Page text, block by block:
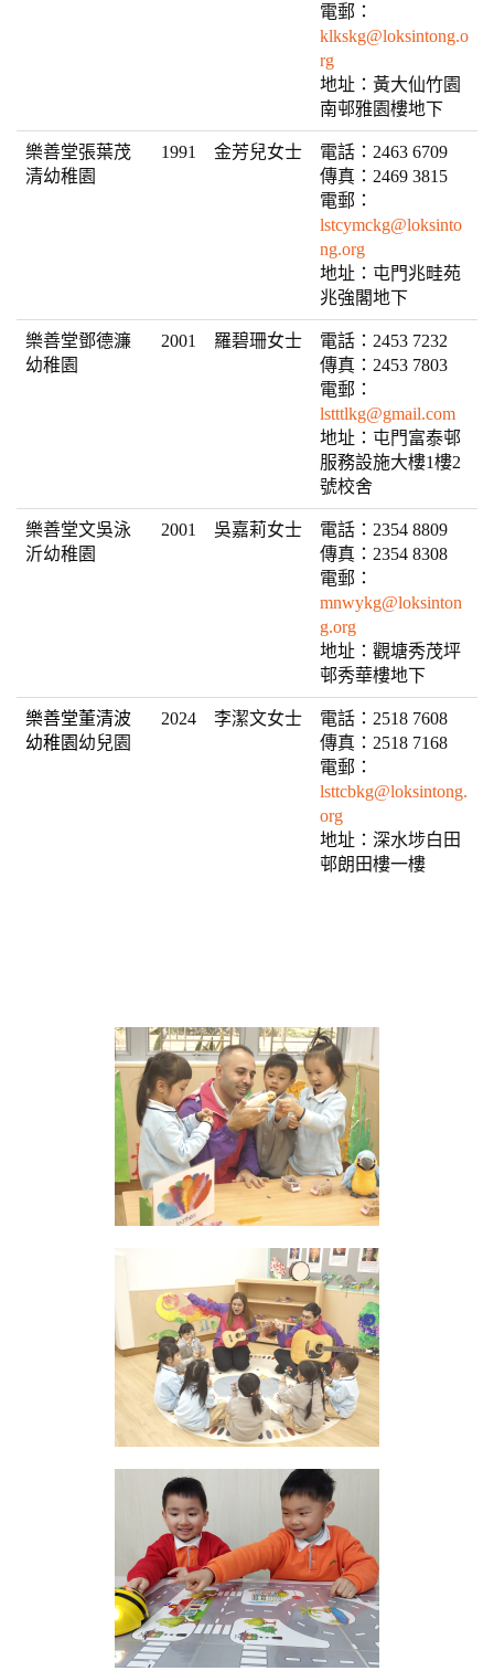
電郵：
klkskg@loksintong.o
rg
地址：黃大仙竹園
南邨雅園樓地下
樂善堂張葉茂
清幼稚園
1991 金芳兒女士
電話：2463 6709
傳真：2469 3815
電郵：
lstcymckg@loksinto
ng.org
地址：屯門兆畦苑
兆強閣地下
樂善堂鄧德濂
幼稚園
2001 羅碧珊女士
電話：2453 7232
傳真：2453 7803
電郵：
lstttlkg@gmail.com
地址：屯門富泰邨
服務設施大樓1樓2
號校舍
樂善堂文吳泳
沂幼稚園
2001 吳嘉莉女士
電話：2354 8809
傳真：2354 8308
電郵：
mnwykg@loksinton
g.org
地址：觀塘秀茂坪
邨秀華樓地下
樂善堂董清波
幼稚園 幼兒園
2024 李潔文女士
電話：2518 7608
傳真：2518 7168
電郵：
lsttcbkg@loksintong.
org
地址：深水埗白田
邨朗田樓一樓